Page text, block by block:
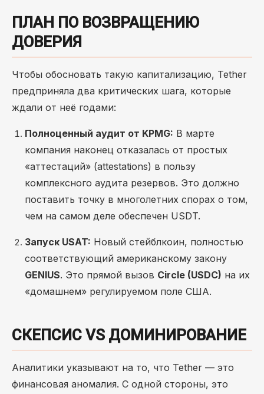
ПЛАН ПО ВОЗВРАЩЕНИЮ
ДОВЕРИЯ
Чтобы обосновать такую капитализацию, Tether
предприняла два критических шага, которые
ждали от неё годами:
Полноценный аудит от KPMG: В марте
компания наконец отказалась от простых
«аттестаций» (attestations) в пользу
комплексного аудита резервов. Это должно
поставить точку в многолетних спорах о том,
чем на самом деле обеспечен USDT.
Запуск USAT: Новый стейблкоин, полностью
соответствующий американскому закону
GENIUS. Это прямой вызов Circle (USDC) на их
«домашнем» регулируемом поле США.
СКЕПСИС VS ДОМИНИРОВАНИЕ
Аналитики указывают на то, что Tether — это
финансовая аномалия. С одной стороны, это